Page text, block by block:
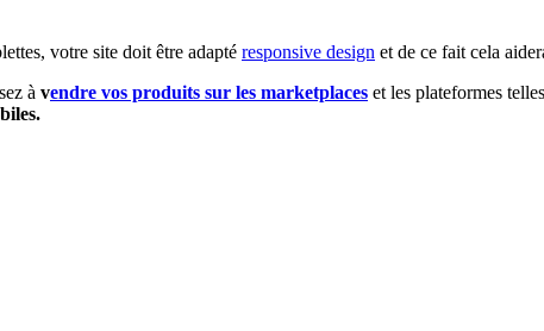
votre site doit être adapté responsive design et de ce fait cela
à vendre vos produits sur les marketplaces et les plateformes